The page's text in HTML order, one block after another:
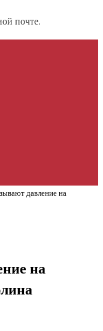
почте.
давление на
на